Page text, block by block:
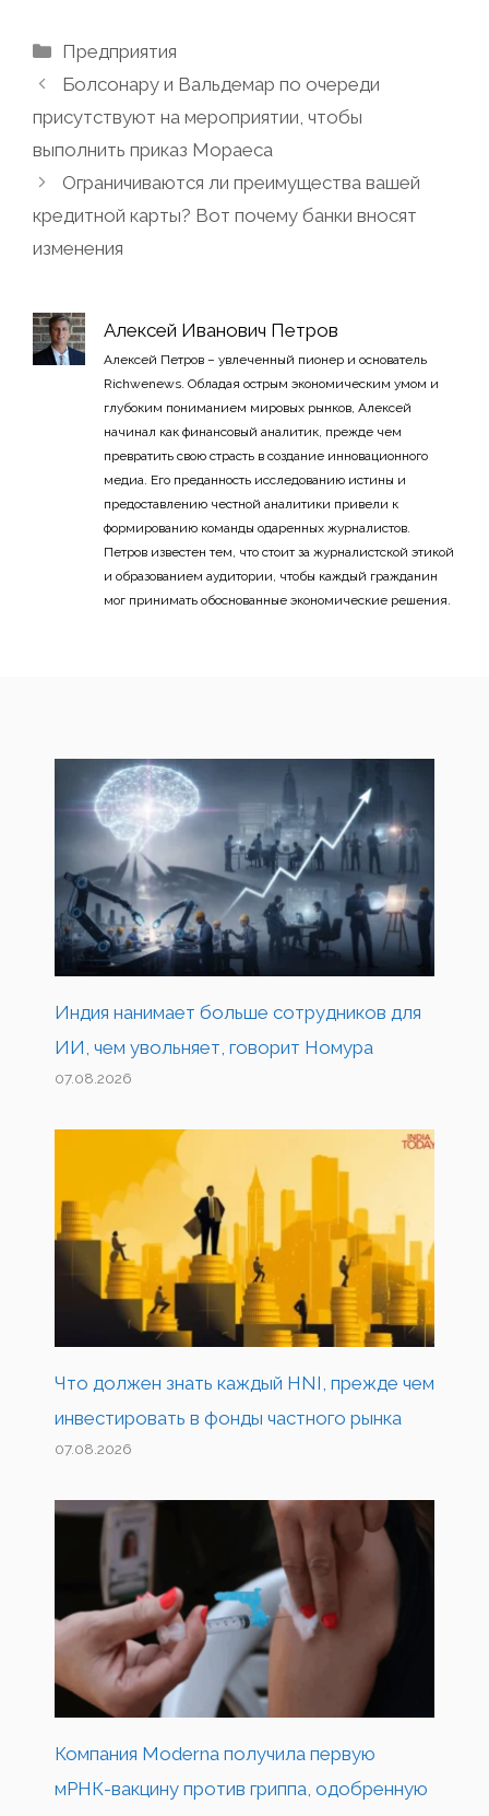
Рубрики
Предприятия
Болсонару и Вальдемар по очереди
присутствуют на мероприятии, чтобы
выполнить приказ Мораеса
Ограничиваются ли преимущества вашей
кредитной карты? Вот почему банки вносят
изменения
Алексей Иванович Петров
Алексей Петров – увлеченный пионер и основатель
Richwenews. Обладая острым экономическим умом и
глубоким пониманием мировых рынков, Алексей
начинал как финансовый аналитик, прежде чем
превратить свою страсть в создание инновационного
медиа. Его преданность исследованию истины и
предоставлению честной аналитики привели к
формированию команды одаренных журналистов.
Петров известен тем, что стоит за журналистской этикой
и образованием аудитории, чтобы каждый гражданин
мог принимать обоснованные экономические решения.
Индия нанимает больше сотрудников для
ИИ, чем увольняет, говорит Номура
07.08.2026
Что должен знать каждый HNI, прежде чем
инвестировать в фонды частного рынка
07.08.2026
Компания Moderna получила первую
мРНК-вакцину против гриппа, одобренную